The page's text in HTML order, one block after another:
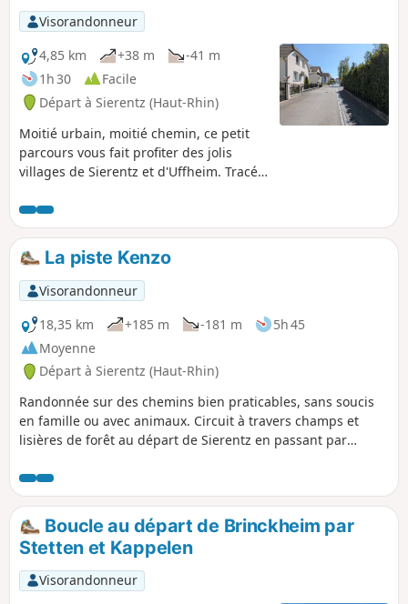
Visorandonneur
4,85 km
+38 m
-41 m
1h 30
Facile
Départ à Sierentz (Haut-Rhin)
Moitié urbain, moitié chemin, ce petit
parcours vous fait profiter des jolis
villages de Sierentz et d'Uffheim. Tracé
exposé, avec un arrêt pique-nique
agréable, à mi-parcours.
La piste Kenzo
Visorandonneur
18,35 km
+185 m -181 m
5h 45
Moyenne
Départ à Sierentz (Haut-Rhin)
Randonnée sur des chemins bien praticables, sans soucis
en famille ou avec animaux. Circuit à travers champs et
lisières de forêt au départ de Sierentz en passant par
retour par Kappelen direction Uffheim et retour sur
Sierentz.
Boucle au départ de Brinckheim par
Stetten et Kappelen
Visorandonneur